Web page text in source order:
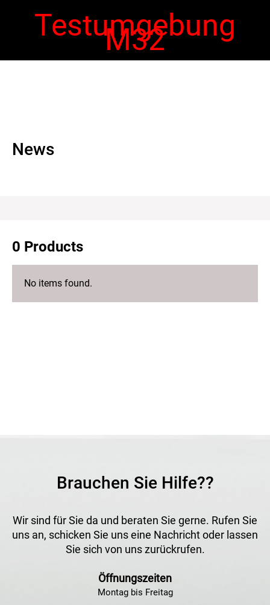
Testumgebung
M32
News
0 Products
No items found.
Brauchen Sie Hilfe??
Wir sind für Sie da und beraten Sie gerne. Rufen Sie
uns an, schicken Sie uns eine Nachricht oder lassen
Sie sich von uns zurückrufen.
Öffnungszeiten
Montag bis Freitag